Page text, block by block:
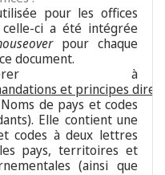
pour les offices
celle-ci a été intégrée
pour chaque
document.
à
et principes
de pays et codes
Elle contient une
codes à deux lettres
pays, territoires et
(ainsi que